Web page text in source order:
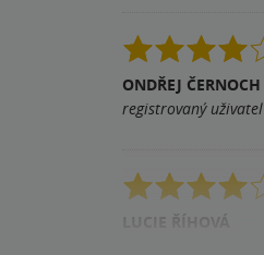
ONDŘEJ ČERNOCH
registrovaný uživatel
LUCIE ŘÍHOVÁ